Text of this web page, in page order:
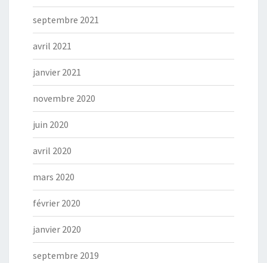
septembre 2021
avril 2021
janvier 2021
novembre 2020
juin 2020
avril 2020
mars 2020
février 2020
janvier 2020
septembre 2019